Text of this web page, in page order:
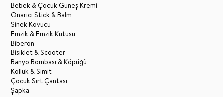
Bebek & Çocuk Güneş Kremi
Onarıcı Stick & Balm
Sinek Kovucu
Emzik & Emzik Kutusu
Biberon
Bisiklet & Scooter
Banyo Bombası & Köpüğü
Kolluk & Simit
Çocuk Sırt Çantası
Şapka